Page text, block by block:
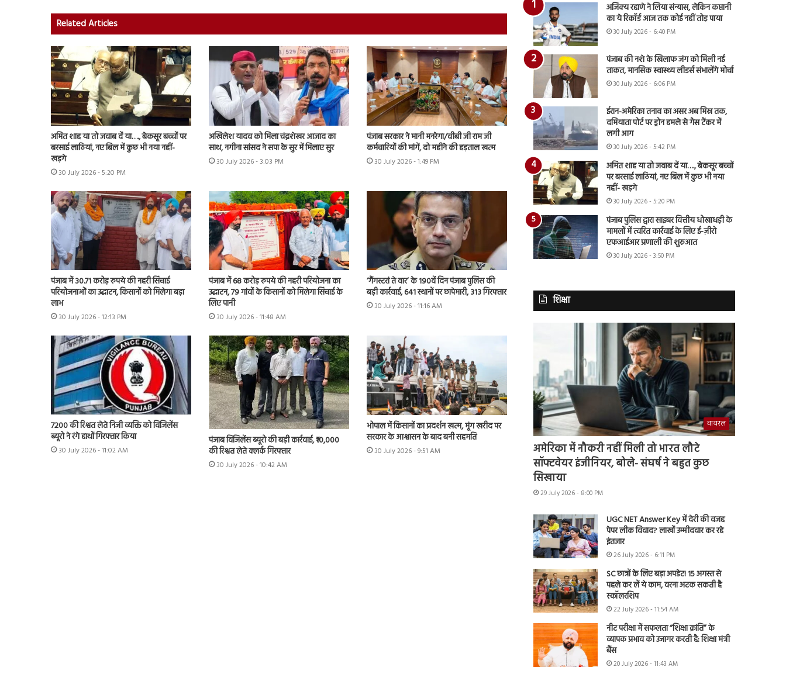
Related Articles
अमित शाह या तो जवाब दें या…., बेकसूर बच्चों पर
बरसाई लाठियां, नए बिल में कुछ भी नया नहीं-
खड़गे
30 July 2026 - 5:20 PM
अखिलेश यादव को मिला चंद्रशेखर आजाद का
साथ, नगीना सांसद ने सपा के सुर में मिलाए सुर
30 July 2026 - 3:03 PM
पंजाब सरकार ने मानी मनरेगा/वीबी जी राम जी
कर्मचारियों की मांगें, दो महीने की हड़ताल खत्म
30 July 2026 - 1:49 PM
पंजाब में 30.71 करोड़ रुपये की नहरी सिंचाई
परियोजनाओं का उद्घाटन, किसानों को मिलेगा बड़ा
लाभ
30 July 2026 - 12:13 PM
पंजाब में 68 करोड़ रुपये की नहरी परियोजना का
उद्घाटन, 79 गांवों के किसानों को मिलेगा सिंचाई के
लिए पानी
30 July 2026 - 11:48 AM
‘गैंगस्टरां ते वार’ के 190वें दिन पंजाब पुलिस की
बड़ी कार्रवाई, 641 स्थानों पर छापेमारी, 313 गिरफ्तार
30 July 2026 - 11:16 AM
7200 की रिश्वत लेते निजी व्यक्ति को विजिलेंस
ब्यूरो ने रंगे हाथों गिरफ्तार किया
30 July 2026 - 11:02 AM
पंजाब विजिलेंस ब्यूरो की बड़ी कार्रवाई, ₹10,000
की रिश्वत लेते क्लर्क गिरफ्तार
30 July 2026 - 10:42 AM
भोपाल में किसानों का प्रदर्शन खत्म, मूंग खरीद पर
सरकार के आश्वासन के बाद बनी सहमति
30 July 2026 - 9:51 AM
अजिंक्य रहाणे ने लिया संन्यास, लेकिन कप्तानी
का ये रिकॉर्ड आज तक कोई नहीं तोड़ पाया
30 July 2026 - 6:40 PM
पंजाब की नशे के खिलाफ जंग को मिली नई
ताकत, मानसिक स्वास्थ्य लीडर्स संभालेंगे मोर्चा
30 July 2026 - 6:06 PM
ईरान-अमेरिका तनाव का असर अब मिस्र तक,
दमियाता पोर्ट पर ड्रोन हमले से गैस टैंकर में
लगी आग
30 July 2026 - 5:42 PM
अमित शाह या तो जवाब दें या…., बेकसूर बच्चों
पर बरसाई लाठियां, नए बिल में कुछ भी नया
नहीं- खड़गे
30 July 2026 - 5:20 PM
पंजाब पुलिस द्वारा साइबर वित्तीय धोखाधड़ी के
मामलों में त्वरित कार्रवाई के लिए ई-ज़ीरो
एफआईआर प्रणाली की शुरुआत
30 July 2026 - 3:50 PM
शिक्षा
वायरल
अमेरिका में नौकरी नहीं मिली तो भारत लौटे
सॉफ्टवेयर इंजीनियर, बोले- संघर्ष ने बहुत कुछ
सिखाया
29 July 2026 - 8:00 PM
UGC NET Answer Key में देरी की वजह
पेपर लीक विवाद? लाखों उम्मीदवार कर रहे
इंतजार
26 July 2026 - 6:11 PM
SC छात्रों के लिए बड़ा अपडेट! 15 अगस्त से
पहले कर लें ये काम, वरना अटक सकती है
स्कॉलरशिप
22 July 2026 - 11:54 AM
नीट परीक्षा में सफलता “शिक्षा क्रांति” के
व्यापक प्रभाव को उजागर करती है: शिक्षा मंत्री
बैंस
20 July 2026 - 11:43 AM